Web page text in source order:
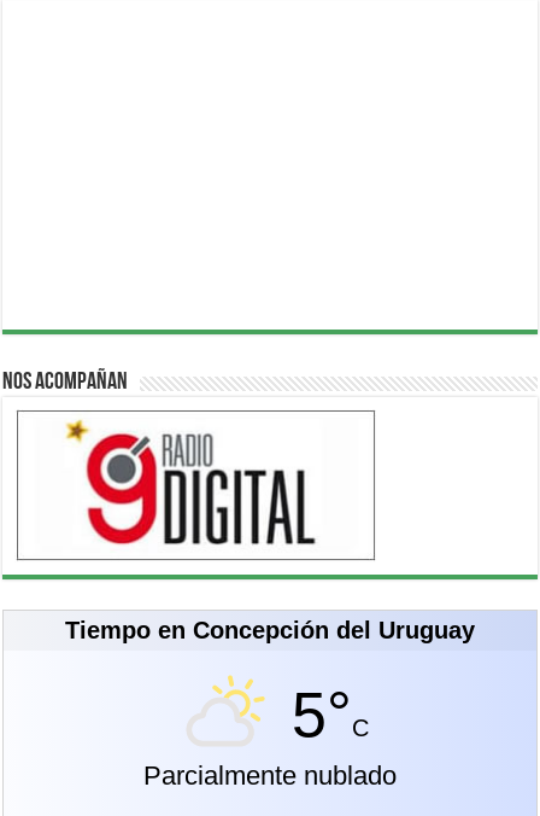
Nos acompañan
Tiempo en Concepción del Uruguay
5°C
Parcialmente nublado